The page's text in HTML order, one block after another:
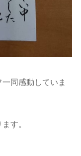
同感動していま
す。